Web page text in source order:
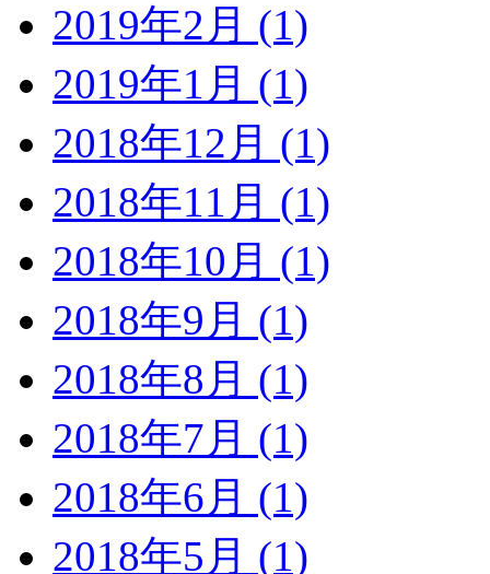
2019年2月 (1)
2019年1月 (1)
2018年12月 (1)
2018年11月 (1)
2018年10月 (1)
2018年9月 (1)
2018年8月 (1)
2018年7月 (1)
2018年6月 (1)
2018年5月 (1)